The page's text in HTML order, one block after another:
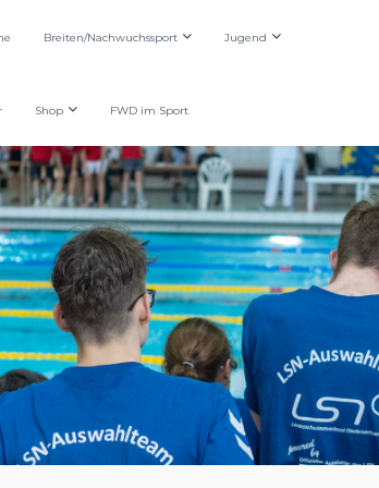
Breiten/Nachwuchssport Jugend
Shop FWD im Sport